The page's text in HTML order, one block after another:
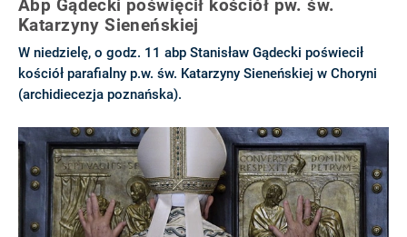
Abp Gądecki poświęcił kościół pw. św.
Katarzyny Sieneńskiej
W niedzielę, o godz. 11 abp Stanisław Gądecki poświecił
kościół parafialny p.w. św. Katarzyny Sieneńskiej w Choryni
(archidiecezja poznańska).